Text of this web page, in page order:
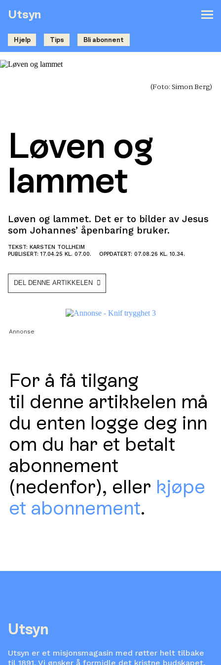
Utsyn
Hjelp Tips Bli abonnent
(Foto: Simon Berg)
Løven og
lammet
Løven og lammet. Det er to bilder av Jesus
som Johannes’ åpenbaring bruker.
TEKST: KARSTEN TOLLHEIM
PUBLISERT: 17.04.25 KL. 07.00.
OPPDATERT: 07.08.26 KL. 10.34.
DEL DENNE ARTIKKELEN
Annonse
For å få tilgang
til denne artikkelen må
du enten logge deg inn
om du har et betalt
abonnement
(nedenfor), eller kjøpe
et abonnement.
Utsyn
Utsyn er et misjonsmagasin med røtter helt tilbake
til 1891. Vi ønsker å formidle det kristne budskapet,